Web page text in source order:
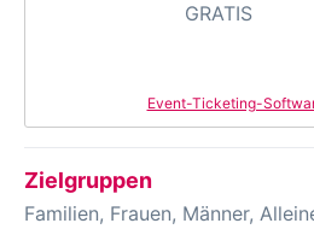
GRATIS
Event-Ticketing-
Zielgruppen
Familien, Frauen, Männer,